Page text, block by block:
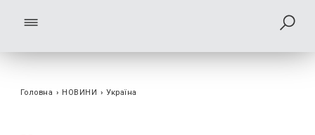
Головна › НОВИНИ › Україна